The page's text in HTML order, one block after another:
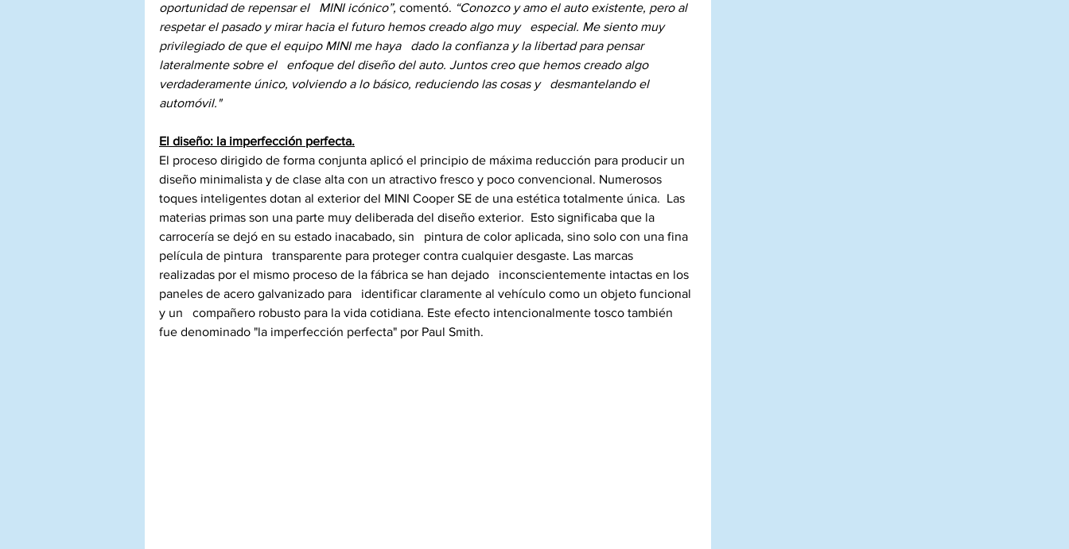
oportunidad de repensar el   MINI icónico”, comentó. “Conozco y amo el auto existente, pero al
respetar el pasado y mirar hacia el futuro hemos creado algo muy   especial. Me siento muy
privilegiado de que el equipo MINI me haya   dado la confianza y la libertad para pensar
lateralmente sobre el   enfoque del diseño del auto. Juntos creo que hemos creado algo
verdaderamente único, volviendo a lo básico, reduciendo las cosas y   desmantelando el
automóvil."
El diseño: la imperfección perfecta.
El proceso dirigido de forma conjunta aplicó el principio de máxima reducción para producir un
diseño minimalista y de clase alta con un atractivo fresco y poco convencional. Numerosos
toques inteligentes dotan al exterior del MINI Cooper SE de una estética totalmente única.  Las
materias primas son una parte muy deliberada del diseño exterior.  Esto significaba que la
carrocería se dejó en su estado inacabado, sin   pintura de color aplicada, sino solo con una fina
película de pintura   transparente para proteger contra cualquier desgaste. Las marcas
realizadas por el mismo proceso de la fábrica se han dejado   inconscientemente intactas en los
paneles de acero galvanizado para   identificar claramente al vehículo como un objeto funcional
y un   compañero robusto para la vida cotidiana. Este efecto intencionalmente tosco también
fue denominado "la imperfección perfecta" por Paul Smith.